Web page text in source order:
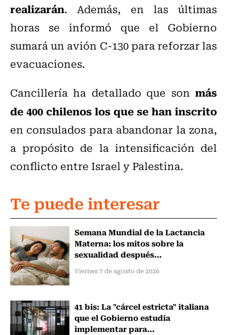
realizarán. Además, en las últimas
horas se informó que el Gobierno
sumará un avión C-130 para reforzar las
evacuaciones.
Cancillería ha detallado que son más
de 400 chilenos los que se han inscrito
en consulados para abandonar la zona,
a propósito de la intensificación del
conflicto entre Israel y Palestina.
Te puede interesar
Semana Mundial de la Lactancia
Materna: los mitos sobre la
sexualidad después...
Viernes 7 de agosto de 2026
41 bis: La "cárcel estricta" italiana
que el Gobierno estudia
implementar para...